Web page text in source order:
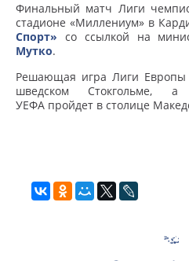
Финальный матч Лиги
стадионе «Миллениум» в
Спорт» со ссылкой на
Мутко.
Решающая игра Лиги Европы
шведском Стокгольме,
УЕФА пройдет в столице